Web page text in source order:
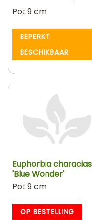
Pot 9 cm
BEPERKT
BESCHIKBAAR
Euphorbia characias
'Blue Wonder'
Pot 9 cm
OP BESTELLING